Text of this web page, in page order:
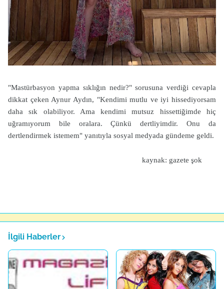
"Mastürbasyon yapma sıklığın nedir?" sorusuna verdiği cevapla
dikkat çeken Aynur Aydın, "Kendimi mutlu ve iyi hissediyorsam
daha sık olabiliyor. Ama kendimi mutsuz hissettiğimde hiç
uğramıyorum bile oralara. Çünkü dertliyimdir. Onu da
dertlendirmek istemem" yanıtıyla sosyal medyada gündeme geldi.
kaynak: gazete şok
İlgili Haberler